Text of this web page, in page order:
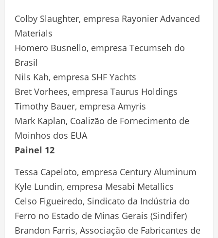
Colby Slaughter, empresa Rayonier Advanced
Materials
Homero Busnello, empresa Tecumseh do
Brasil
Nils Kah, empresa SHF Yachts
Bret Vorhees, empresa Taurus Holdings
Timothy Bauer, empresa Amyris
Mark Kaplan, Coalizão de Fornecimento de
Moinhos dos EUA
Painel 12
Tessa Capeloto, empresa Century Aluminum
Kyle Lundin, empresa Mesabi Metallics
Celso Figueiredo, Sindicato da Indústria do
Ferro no Estado de Minas Gerais (Sindifer)
Brandon Farris, Associação de Fabricantes de